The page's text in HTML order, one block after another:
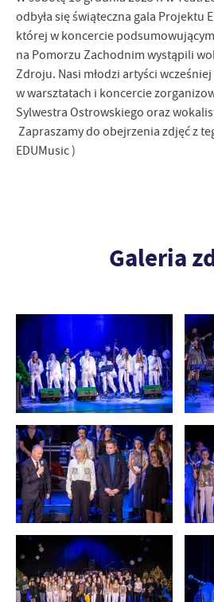
odbyła się świąteczna gala Projektu
której w koncercie
na Pomorzu Zachodnim wystąpili
Zdroju. Nasi młodzi artyści
w warsztatach i koncercie
Sylwestra Ostrowskiego oraz
Zapraszamy do obejrzenia zdjęć z
EDUMusic )
Galeria
Firmy te działają w charakterze
treści w postaci wiadomości, ofert,
społecznościowych.